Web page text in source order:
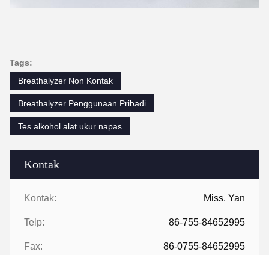
Kontak
Kontak: Miss. Yan
Telp: 86-755-84652995
Fax: 86-0755-84652995
Tags:
Breathalyzer Non Kontak
Breathalyzer Penggunaan Pribadi
Tes alkohol alat ukur napas